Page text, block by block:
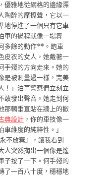
優雅地從網格的邊緣漂
陶醉的摩擦聲，它以一
地停進了一個只有它車
車的過程就像一場舞
多餘的動作**。跑車
皮衣的女人，她戴著一
手殘的方向走來。她的
是被測量過一樣，完美
！」泊車警察們立刻立
敢發出聲音。她走到何
那輛垂直貼在牆上的掀
典設計 ，你的車技像一
維度的純粹性。」
不放棄』，讓我看到
人突然掏出一個像是遙
子按了一下。何手殘的
了一百八十度，穩穩地